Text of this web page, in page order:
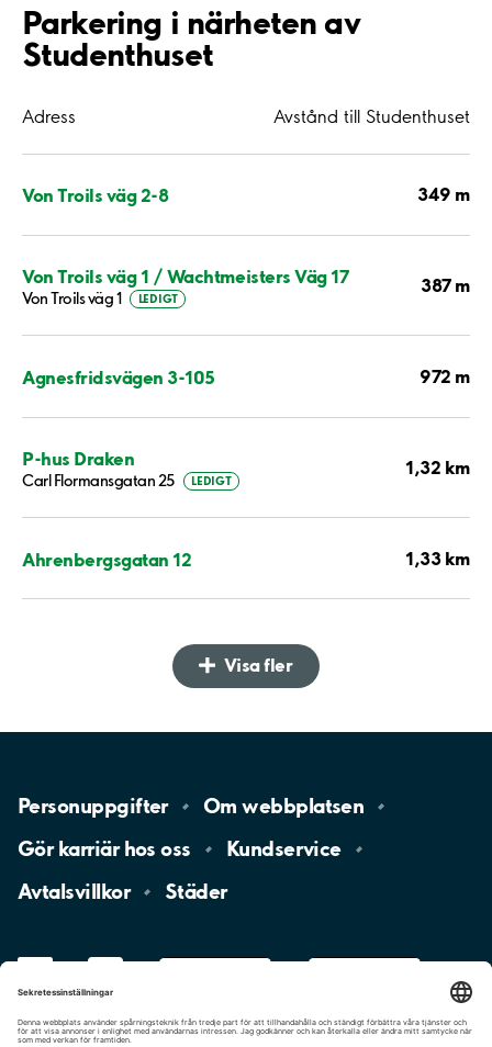
Parkering i närheten av
Studenthuset
Adress Avstånd till Studenthuset
Von Troils väg 2-8 349 m
Von Troils väg 1 / Wachtmeisters Väg 17
Von Troils väg 1 LEDIGT
387 m
Agnesfridsvägen 3-105 972 m
P-hus Draken
Carl Flormansgatan 25 LEDIGT
1,32 km
Ahrenbergsgatan 12 1,33 km
Visa fler
Personuppgifter Omwebbplatsen
Gör karriär hososs
Kundservice
Avtalsvillkor
Städer